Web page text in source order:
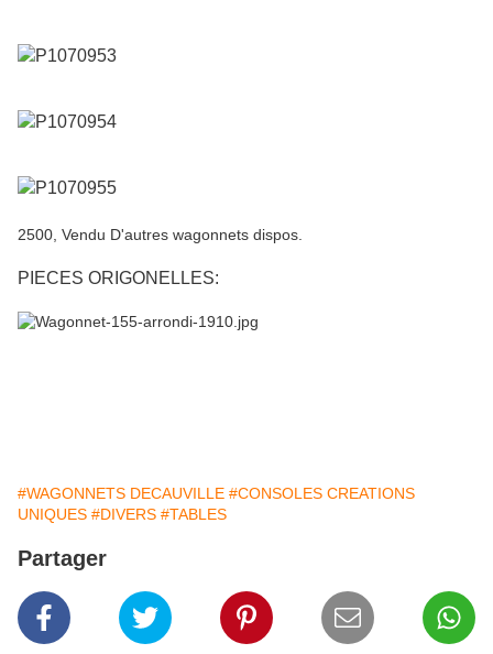
2500, Vendu D'autres wagonnets dispos.
PIECES ORIGONELLES:
#WAGONNETS DECAUVILLE #CONSOLES CREATIONS
UNIQUES #DIVERS #TABLES
Partager